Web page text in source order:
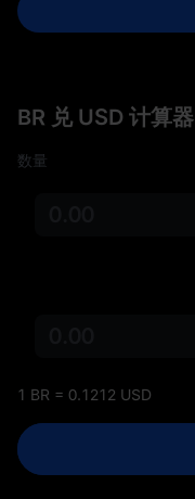
BR 兑 USD 计算器
数量
1 BR = 0.1212 USD